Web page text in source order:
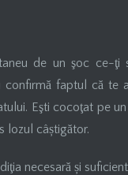
de un şoc ce-ţi
faptul că te
Eşti cocoţat pe
lozul câștigător.
necesară și